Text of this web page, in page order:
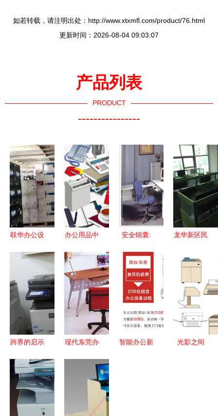
如若转载，请注明出处：http://www.xtxmfl.com/product/76.html
更新时间：2026-08-04 09:03:07
产品列表
PRODUCT
----------------
联华办公设
质，助力高
效办公
办公用品中
只是照亮，
更是生产力
安全锦囊:
收中的隐藏
风险——以
广州番禺模
龙华新区民
大厦办公设
价比之选，
一站式升级
无忧
跨界的启示
维修到化妆
品行业的转
型观察
现代东莞办
鑫吉达诚邀
智能办公新
光影之间